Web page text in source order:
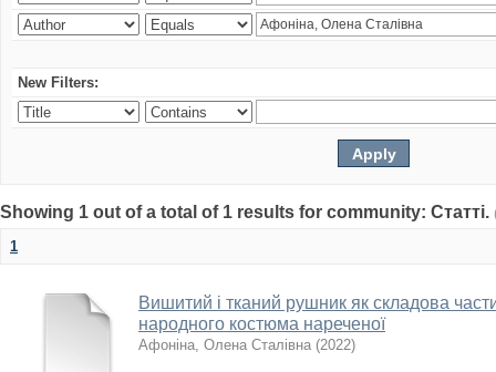
New Filters:
Showing 1 out of a total of 1 results for community: Статті.
1
Вишитий і тканий рушник як складова
народного костюма нареченої
Афоніна, Олена Сталівна (2022)